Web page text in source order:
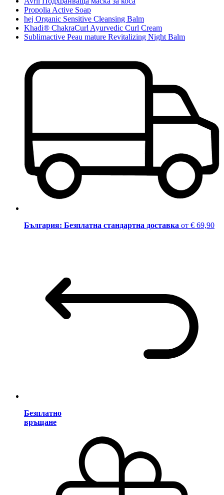
Propolia Active Soap
hej Organic Sensitive Cleansing Balm
Khadi® ChakraCurl Ayurvedic Curl Cream
Sublimactive Peau mature Revitalizing Night Balm
България: Безплатна стандартна доставка от € 69,90
Безплатно
връщане